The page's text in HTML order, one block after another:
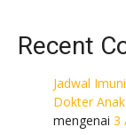
Recent
Jadwal
Dokter
mengenai 3